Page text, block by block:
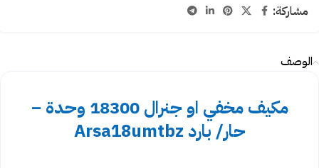
مشاركة:
الوصف
مكيف مخفي او جنرال 18300 وحدة –
حار/ بارد Arsa18umtbz